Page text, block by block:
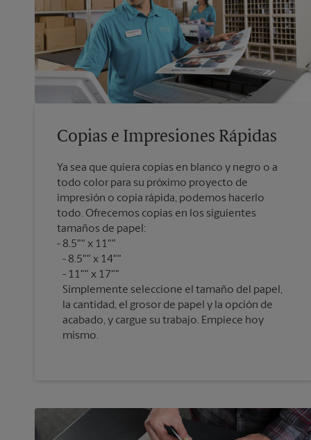
Copias e Impresiones Rápidas
Ya sea que quiera copias en blanco y negro o a
todo color para su próximo proyecto de
impresión o copia rápida, podemos hacerlo
todo. Ofrecemos copias en los siguientes
tamaños de papel:
8.5"" x 11""
8.5"" x 14""
11"" x 17""
Simplemente seleccione el tamaño del papel,
la cantidad, el grosor de papel y la opción de
acabado, y cargue su trabajo. Empiece hoy
mismo.